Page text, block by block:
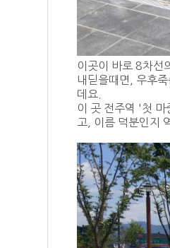
이곳이 바로 8차선
내딛을때면, 우후
데요.
이 곳 전주역 '첫
고,
이름 덕분인지